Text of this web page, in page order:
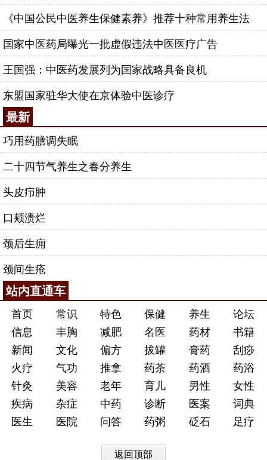
《中国公民中医养生保健素养》推荐十种常用养生法
国家中医药局曝光一批虚假违法中医医疗广告
王国强：中医药发展列为国家战略具备良机
东盟国家驻华大使在京体验中医诊疗
最新
巧用药膳调失眠
二十四节气养生之春分养生
头皮疖肿
口颊溃烂
颈后生痈
颈间生疮
站内直通车
首页 常识 特色 保健 养生
论坛
信息
丰胸 减肥 名医 药材
书籍
新闻
文化 偏方 拔罐 膏药
刮痧
火疗
气功 推拿 药茶 药酒
药浴
针灸
美容 老年 育儿 男性
女性
疾病
杂症 中药 诊断 医案
词典
医生
医院 问答 药粥 砭石 足疗
返回顶部